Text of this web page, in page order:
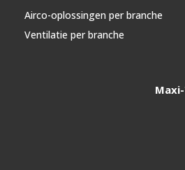
Airco-oplossingen per branche
Ventilatie per branche